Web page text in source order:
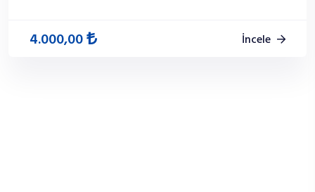
4.000,00 İncele